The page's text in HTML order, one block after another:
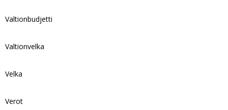
Valtionbudjetti
Valtionvelka
Velka
Verot